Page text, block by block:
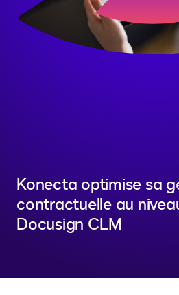
Konecta optimise sa
contractuelle au
Docusign CLM